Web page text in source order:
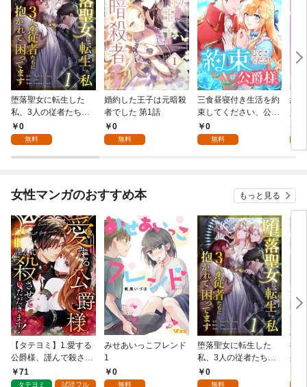
堕落聖女に転生した
私、3人の従者たちに
抱かれて困ってます 第
1話
0
無料
婚約した王子は元暗殺
者でした 第1話
0
無料
三食昼寝付き生活を約
束してください、公爵
様 1話
0
無料
絶
嬢
行
女性マンガのおすすめ本 もっと見る
【タテヨミ】1.愛する
公爵様、謹んで殺させ
ていただきます！
71
タテヨミ 試読フル
みせあいっこフレンド
1
0
無料
堕落聖女に転生した
私、3人の従者たちに
抱かれて困ってます 第
1話
0
無料
授
身